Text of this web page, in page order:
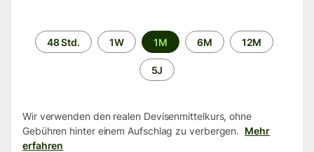
Zeitraum
48 Std. 1W 1M 6M 12M
5J
Wir verwenden den realen Devisenmittelkurs, ohne
Gebühren hinter einem Aufschlag zu verbergen. Mehr
erfahren